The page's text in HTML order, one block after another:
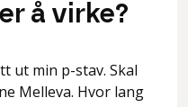
å virke?
ut min p-stav. Skal
Melleva. Hvor lang